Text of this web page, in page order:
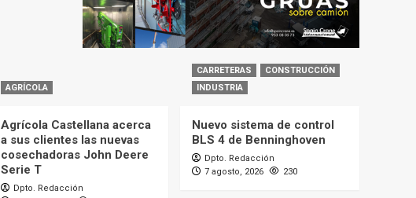
AGRÍCOLA
Agrícola Castellana acerca
a sus clientes las nuevas
cosechadoras John Deere
Serie T
Dpto. Redacción
CARRETERAS
CONSTRUCCIÓN
INDUSTRIA
Nuevo sistema de control
BLS 4 de Benninghoven
Dpto. Redacción
7 agosto, 2026
230